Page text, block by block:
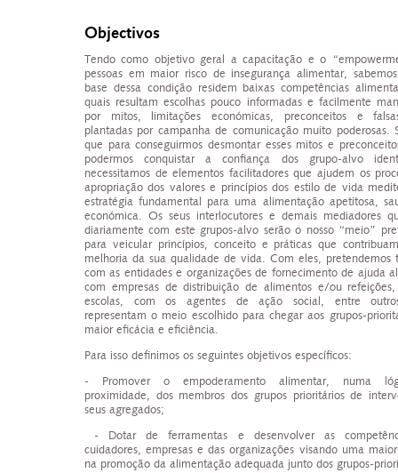
Objectivos
Tendo como objetivo geral a capacitação e o
pessoas em maior risco de insegurança alimentar,
base dessa condição residem baixas competências
quais resultam escolhas pouco informadas e facilmente
por mitos, limitações económicas, preconceitos e
plantadas por campanha de comunicação muito poderosas.
que para conseguirmos desmontar esses mitos e
podermos conquistar a confiança dos grupo-alvo
necessitamos de elementos facilitadores que ajudem os
apropriação dos valores e princípios dos estilo de vida
estratégia fundamental para uma alimentação apetitosa,
económica. Os seus interlocutores e demais mediadores
diariamente com este grupos-alvo serão o nosso “meio”
para veicular princípios, conceito e práticas que
melhoria da sua qualidade de vida. Com eles, pretendemos
com as entidades e organizações de fornecimento de ajuda
com empresas de distribuição de alimentos e/ou
escolas, com os agentes de ação social, entre
representam o meio escolhido para chegar aos grupos-
maior eficácia e eficiência.
Para isso definimos os seguintes objetivos específicos:
- Promover o empoderamento alimentar, numa
proximidade, dos membros dos grupos prioritários de
seus agregados;
- Dotar de ferramentas e desenvolver as
cuidadores, empresas e das organizações visando uma
na promoção da alimentação adequada junto dos grupos-